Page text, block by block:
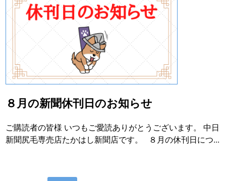
８月の新聞休刊日のお知らせ
ご購読者の皆様 いつもご愛読ありがとうございます。 中日
新聞尻毛専売店たかはし新聞店です。 ８月の休刊日につ...